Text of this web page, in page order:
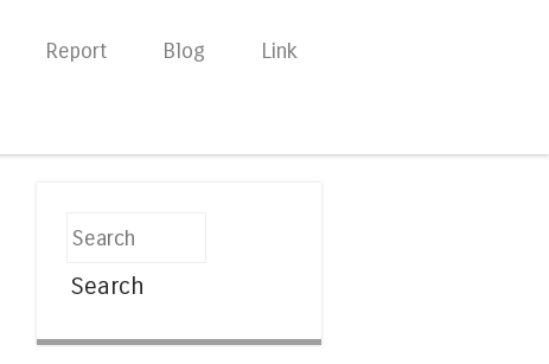
Report Blog Link
Search